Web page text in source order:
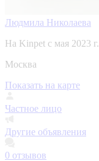
Людмила Николаева
На Kinpet c мая 2023 г.
Москва
Показать на карте
Частное лицо
Другие объявления
0 отзывов